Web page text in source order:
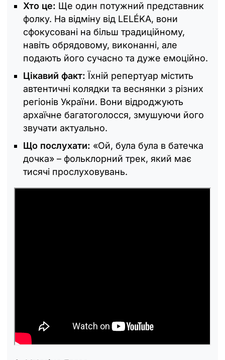
Хто це: Ще один потужний представник
фолку. На відміну від LELÉKA, вони
сфокусовані на більш традиційному,
навіть обрядовому, виконанні, але
подають його сучасно та дуже емоційно.
Цікавий факт: Їхній репертуар містить
автентичні колядки та веснянки з різних
регіонів України. Вони відроджують
архаїчне багатоголосся, змушуючи його
звучати актуально.
Що послухати: «Ой, була була в батечка
дочка» – фольклорний трек, який має
тисячі прослуховувань.